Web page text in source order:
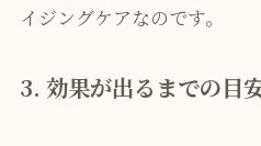
イジングケアなのです。
3. 効果が出るまでの目